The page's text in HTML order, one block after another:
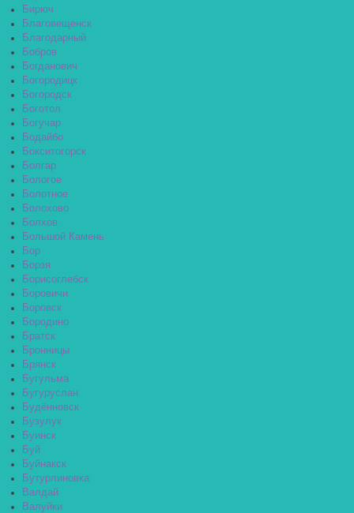
Бирюч
Благовещенск
Благодарный
Бобров
Богданович
Богородицк
Богородск
Боготол
Богучар
Бодайбо
Бокситогорск
Болгар
Бологое
Болотное
Болохово
Болхов
Большой Камень
Бор
Борзя
Борисоглебск
Боровичи
Боровск
Бородино
Братск
Бронницы
Брянск
Бугульма
Бугуруслан
Будённовск
Бузулук
Буинск
Буй
Буйнакск
Бутурлиновка
Валдай
Валуйки